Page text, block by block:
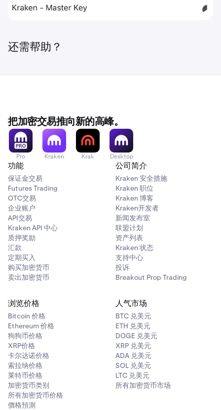
还需帮助？
把加密交易推向新的高峰。
Pro Kraken Krak Desktop
功能
保证金交易
Futures Trading
OTC交易
企业账户
API交易
Kraken API 中心
质押奖励
汇款
定期买入
购买加密货币
卖出加密货币
公司简介
Kraken 安全措施
Kraken 职位
Kraken 博客
Kraken开发者
新闻发布室
联盟计划
资产列表
Kraken 状态
支持中心
投诉
Breakout Prop Trading
浏览价格
Bitcoin 价格
Ethereum 价格
狗狗币价格
XRP价格
卡尔达诺价格
索拉纳价格
莱特币价格
加密货币类别
所有加密货币价格
價格預測
人气市场
BTC 兑美元
ETH 兑美元
DOGE 兑美元
XRP 兑美元
ADA 兑美元
SOL 兑美元
LTC 兑美元
所有加密货币市场